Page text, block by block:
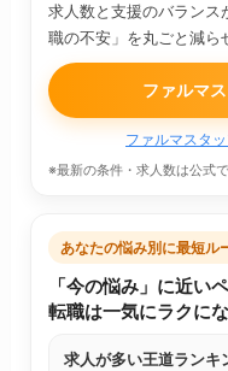
求人数と支援のバランス
職の不安」を丸ごと減ら
ファルマ
ファルマスタ
※最新の条件・求人数は公式
あなたの悩み別に最短ル
「今の悩み」に近い
転職は一気にラクに
求人が多い王道ランキ